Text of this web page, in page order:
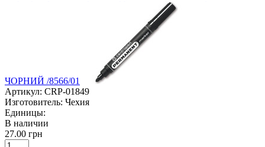
ЧОРНИЙ /8566/01
Артикул: CRP-01849
Изготовитель: Чехия
Единицы:
В наличии
27.00 грн